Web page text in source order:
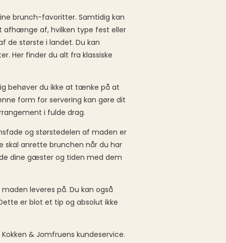
brunch-favoritter. Samtidig kan
afhænge af, hvilken type fest eller
de største i landet. Du kan
Her finder du alt fra klassiske
behøver du ikke at tænke på at
form for servering kan gøre dit
i fulde drag.
og størstedelen af maden er
skal anrette brunchen når du har
dine gæster og tiden med dem
leveres på. Du kan også
er blot et tip og absolut ikke
& Jomfruens kundeservice.